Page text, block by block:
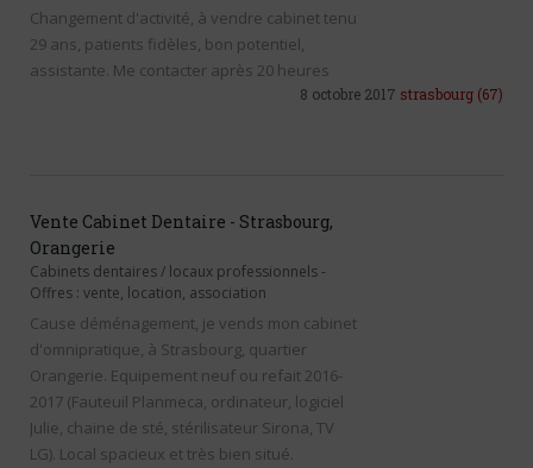
Changement d'activité, à vendre cabinet tenu
29 ans, patients fidèles, bon potentiel,
assistante. Me contacter après 20 heures
8 octobre 2017 strasbourg (67)
Vente Cabinet Dentaire - Strasbourg,
Orangerie
Cabinets dentaires / locaux professionnels -
Offres : vente, location, association
Cause déménagement, je vends mon cabinet
d'omnipratique, à Strasbourg, quartier
Orangerie. Equipement neuf ou refait 2016-
2017 (Fauteuil Planmeca, ordinateur, logiciel
Julie, chaine de sté, stérilisateur Sirona, TV
LG). Local spacieux et très bien situé.